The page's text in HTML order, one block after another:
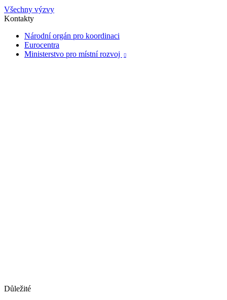
Všechny výzvy
Kontakty
Národní orgán pro koordinaci
Eurocentra
Ministerstvo pro místní rozvoj

Důležité